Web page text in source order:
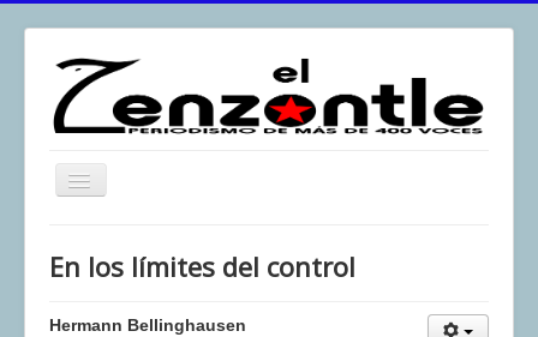
Toggle
El Zenzontle
Resistencia
En los límites del control
Hermann Bellinghausen